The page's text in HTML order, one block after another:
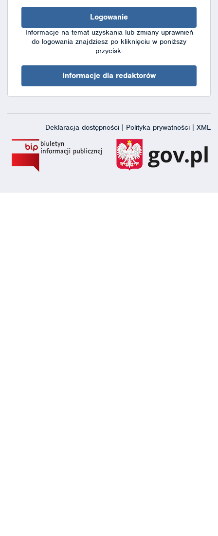
Logowanie
Informacje na temat uzyskania lub zmiany uprawnień
do logowania znajdziesz po kliknięciu w poniższy
przycisk:
Informacje dla redaktorów
Deklaracja dostępności | Polityka prywatności | XML